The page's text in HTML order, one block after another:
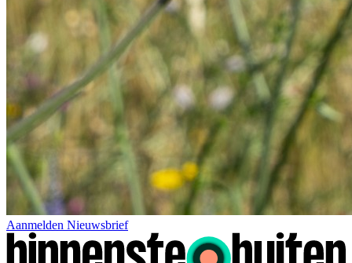
Aanmelden Nieuwsbrief